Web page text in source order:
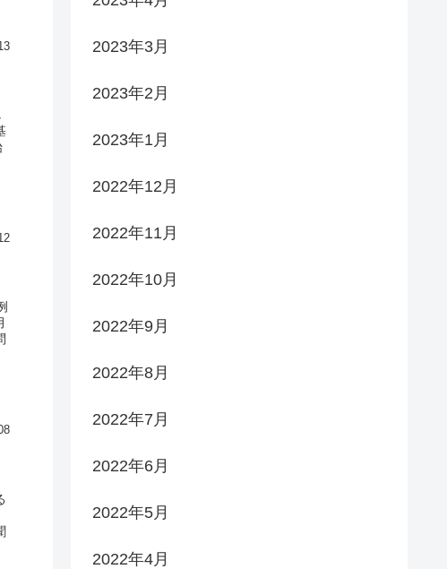
2023年3月
2023年2月
2023年1月
2022年12月
2022年11月
2022年10月
2022年9月
2022年8月
2022年7月
2022年6月
2022年5月
2022年4月